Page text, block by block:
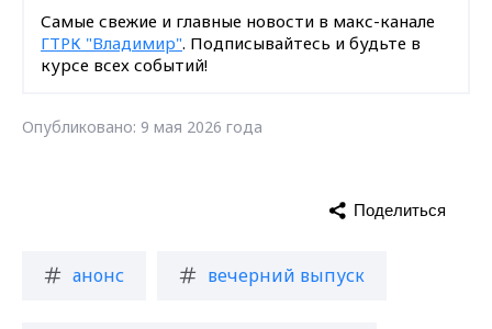
Самые свежие и главные новости в макс-канале
ГТРК "Владимир". Подписывайтесь и будьте в
курсе всех событий!
Опубликовано: 9 мая 2026 года
анонс вечерний выпуск
Поделиться